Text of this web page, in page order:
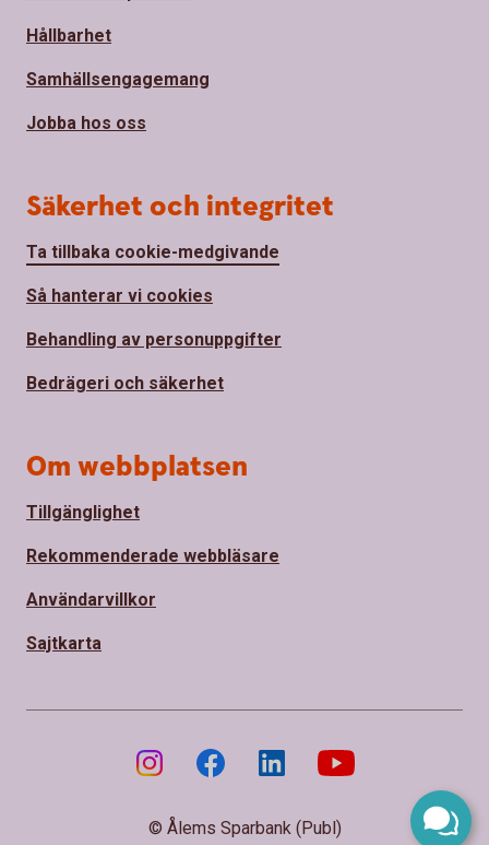
Hållbarhet
Samhällsengagemang
Jobba hos oss
Säkerhet och integritet
Ta tillbaka cookie-medgivande
Så hanterar vi cookies
Behandling av personuppgifter
Bedrägeri och säkerhet
Om webbplatsen
Tillgänglighet
Rekommenderade webbläsare
Användarvillkor
Sajtkarta
© Ålems Sparbank (Publ)